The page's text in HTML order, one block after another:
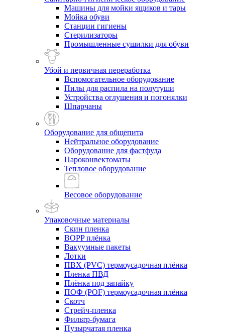
Машины для мойки ящиков и тары
Мойка обуви
Станции гигиены
Стерилизаторы
Промышленные сушилки для обуви
Убой и первичная переработка
Вспомогательное оборудование
Пилы для распила на полутуши
Устройства оглушения и погонялки
Шпарчаны
Оборудование для общепита
Нейтральное оборудование
Оборудование для фастфуда
Пароконвектоматы
Тепловое оборудование
Весовое оборудование
Упаковочные материалы
Скин пленка
BOPP плёнка
Вакуумные пакеты
Лотки
ПВХ (PVC) термоусадочная плёнка
Пленка ПВД
Плёнка под запайку
ПОФ (POF) термоусадочная плёнка
Скотч
Стрейч-пленка
Фильтр-бумага
Пузырчатая пленка